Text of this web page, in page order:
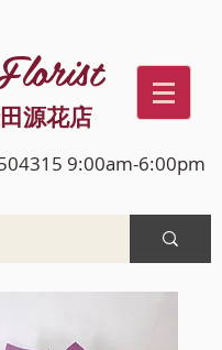
源花店
9:00am-6:00pm